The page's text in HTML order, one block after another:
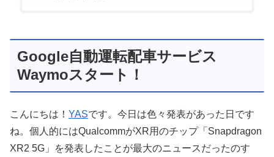
Google自動運転配車サービス
Waymoスタート！
こんにちは！ YASです。今日は色々発表があった日です
ね。個人的にはQualcommがXR用のチップ「Snapdragon
XR2 5G」を発表したことが最大のニュースだったのす